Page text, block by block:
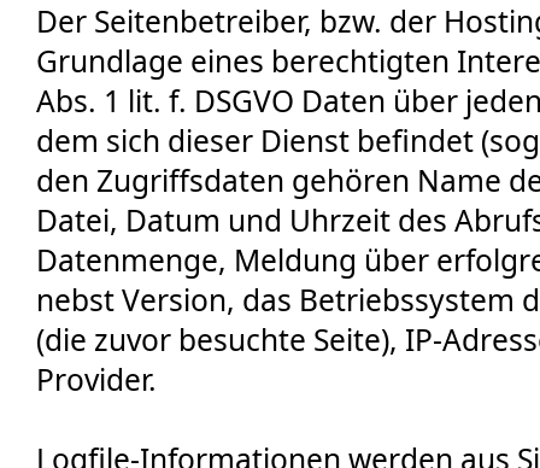
Der Seitenbetreiber, bzw. der
Grundlage eines berechtigten
Abs. 1 lit. f. DSGVO Daten über
dem sich dieser Dienst befindet
den Zugriffsdaten gehören Name
Datei, Datum und Uhrzeit des
Datenmenge, Meldung über
nebst Version, das Betriebssystem
(die zuvor besuchte Seite), IP-
Provider.
Logfile-Informationen werden aus